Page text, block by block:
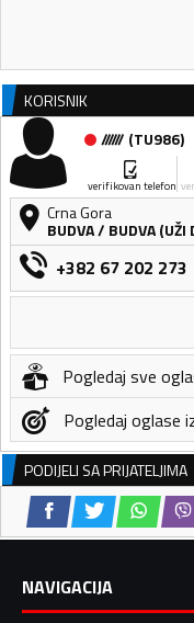
KORISNIK
////// (TU986)
verifikovan telefon
Crna Gora
BUDVA/ BUDVA (UŽI
+382 67 202 273
Pogledaj sve
Pogledaj oglase
PODIJELI SA PRIJATELJIMA
NAVIGACIJA